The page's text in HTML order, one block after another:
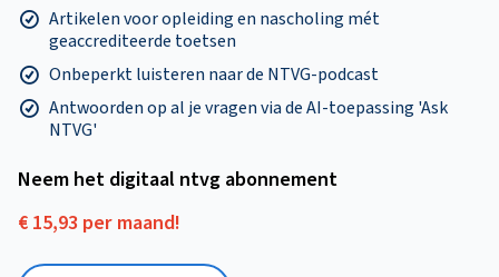
Artikelen voor opleiding en nascholing mét
geaccrediteerde toetsen
Onbeperkt luisteren naar de NTVG-podcast
Antwoorden op al je vragen via de AI-toepassing 'Ask
NTVG'
Neem het digitaal ntvg abonnement
€ 15,93 per maand!